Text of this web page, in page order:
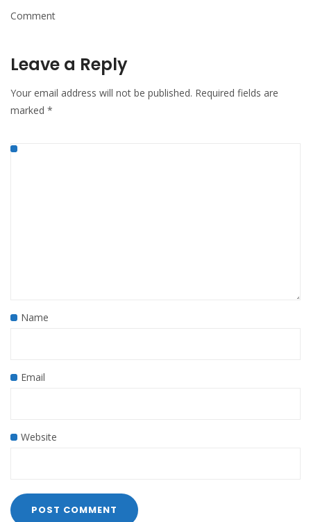
Comment
Leave a Reply
Your email address will not be published. Required fields are
marked *
Name
Email
Website